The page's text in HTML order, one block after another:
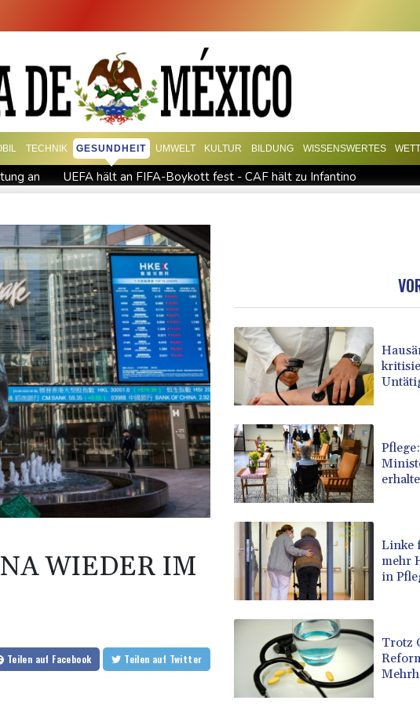
TECHNIK GESUNDHEIT UMWELT KULTUR BILDUNG WISSENSWERTES
an
UEFA hält an FIFA-Boykott fest - CAF hält zu Infantino
Rösler gewinnen Silber und Bronze
42,2 Grad: Allzeit-Hitzerekord in der Slowakei nach nur einem Tag
bekannt
WIEDER IM
Teilen auf Facebook Teilen auf Twitter
Linke
mehr
in
Trotz